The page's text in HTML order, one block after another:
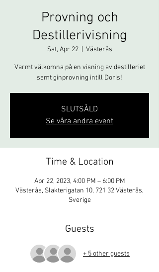
Provning och
Destillerivisning
Sat, Apr 22
  |
Västerås
Varmt välkomna på en visning av destilleriet
samt ginprovning intill Doris!
SLUTSÅLD
Se våra andra event
Time & Location
Apr 22, 2023, 4:00 PM – 6:00 PM
Västerås, Slakterigatan 10, 721 32 Västerås,
Sverige
Guests
+ 5 other guests